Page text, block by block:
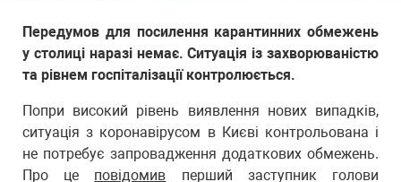
Передумов для посилення карантинних обмежень
у столиці наразі немає. Ситуація із захворюваністю
та рівнем госпіталізації контролюється.
Попри високий рівень виявлення нових випадків,
ситуація з коронавірусом в Києві контрольована і
не потребує запровадження додаткових обмежень.
Про це повідомив перший заступник голови